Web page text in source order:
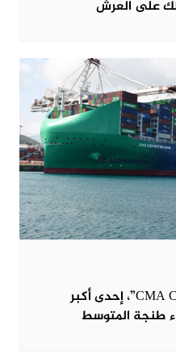
باخرة “CMA CGM NOTRE DAME”، إحدى أكبر
طنجة المتوسط